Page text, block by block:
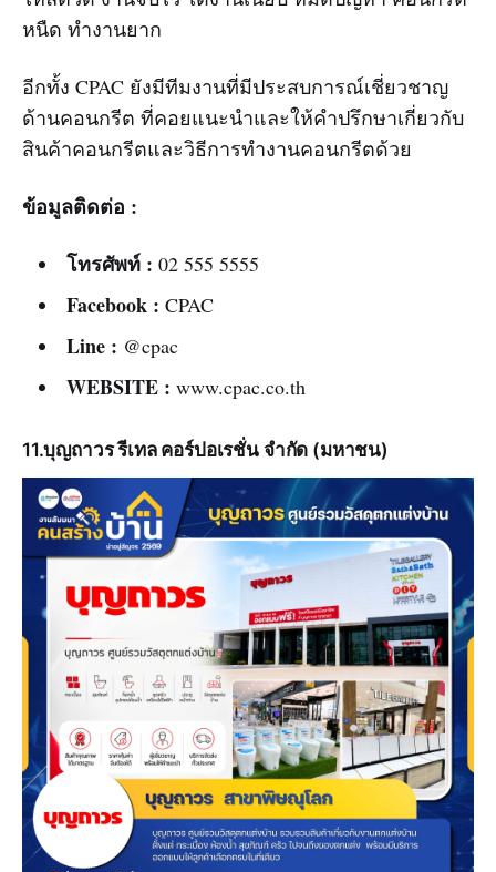
หนืด ทำงานยาก
อีกทั้ง CPAC ยังมีทีมงานที่มีประสบการณ์เชี่ยวชาญ
ด้านคอนกรีต ที่คอยแนะนำและให้คำปรึกษาเกี่ยวกับ
สินค้าคอนกรีตและวิธีการทำงานคอนกรีตด้วย
ข้อมูลติดต่อ :
โทรศัพท์ : 02 555 5555
Facebook : CPAC
Line : @cpac
WEBSITE : www.cpac.co.th
11.บุญถาวร รีเทล คอร์ปอเรชั่น จำกัด (มหาชน)